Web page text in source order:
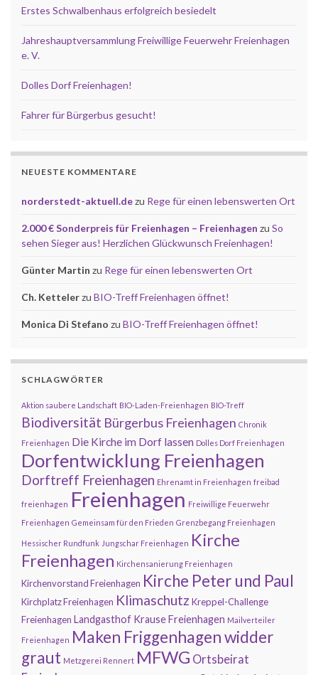
Erstes Schwalbenhaus erfolgreich besiedelt
Jahreshauptversammlung Freiwillige Feuerwehr Freienhagen
e. V.
Dolles Dorf Freienhagen!
Fahrer für Bürgerbus gesucht!
NEUESTE KOMMENTARE
norderstedt-aktuell.dezu Rege für einen lebenswerten Ort
2.000 € Sonderpreis für Freienhagen – Freienhagen zu So
sehen Sieger aus! Herzlichen Glückwunsch Freienhagen!
Günter Martin zu Rege für einen lebenswerten Ort
Ch. Kettelerzu BIO-Treff Freienhagen öffnet!
Monica Di Stefano zu BIO-Treff Freienhagen öffnet!
SCHLAGWÖRTER
Aktion saubere Landschaft BIO-Laden-Freienhagen BIO-Treff
Biodiversität Bürgerbus Freienhagen Chronik
Freienhagen Die Kirche im Dorf lassen Dolles Dorf Freienhagen
Dorfentwicklung Freienhagen
Dorftreff Freienhagen Ehrenamt in Freienhagen freibad
freienhagen Freienhagen Freiwillige Feuerwehr
Freienhagen Gemeinsam für den Frieden Grenzbegang Freienhagen
Hessischer Rundfunk Jungschar Freienhagen Kirche
Freienhagen Kirchensanierung Freienhagen
Kirchenvorstand Freienhagen Kirche Peter und Paul
Kirchplatz Freienhagen Klimaschutz Kreppel-Challenge
Freienhagen Landgasthof Krause Freienhagen Mailverteiler
Freienhagen Maken Friggenhagen widder
graut Metzgerei Rennert MFWG Ortsbeirat